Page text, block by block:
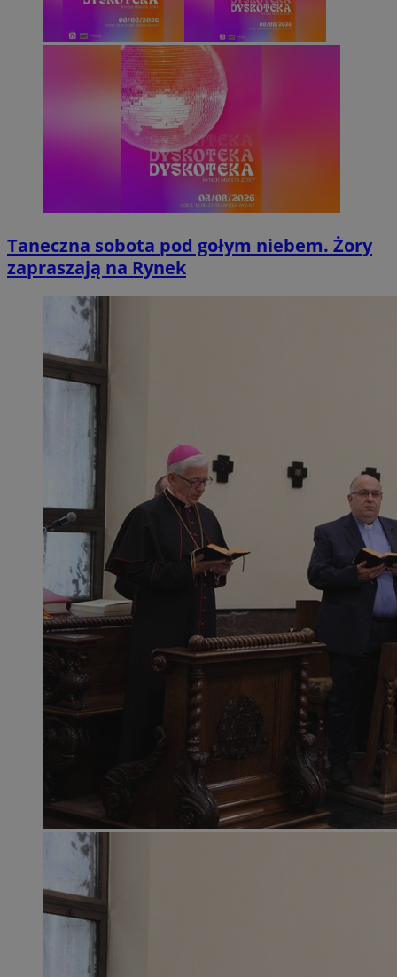
Taneczna sobota pod gołym niebem. Żory
zapraszają na Rynek